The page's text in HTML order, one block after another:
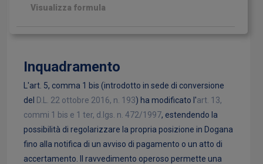
Visualizza formula
Inquadramento
L'art. 5, comma 1 bis (introdotto in sede di conversione
del D.L. 22 ottobre 2016, n. 193) ha modificato l'art. 13,
commi 1 bis e 1 ter, d.lgs. n. 472/1997, estendendo la
possibilità di regolarizzare la propria posizione in Dogana
fino alla notifica di un avviso di pagamento o un atto di
accertamento. Il ravvedimento operoso permette una